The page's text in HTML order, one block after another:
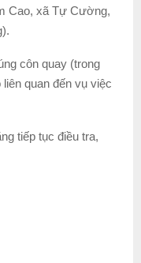
Cao, xã Tự Cường,
côn quay (trong
quan đến vụ việc
tiếp tục điều tra,